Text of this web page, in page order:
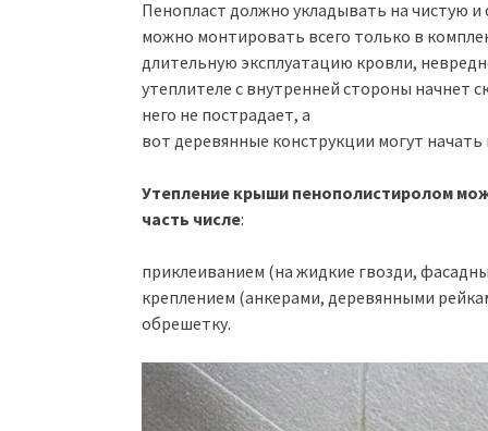
Пенопласт должно укладывать на чистую
можно монтировать всего только в
длительную эксплуатацию кровли,
утеплителе с внутренней стороны начнет
него не пострадает, а
вот деревянные конструкции могут
Утепление крыши пенополистиролом
часть числе:
приклеиванием (на жидкие гвозди,
креплением (анкерами, деревянными
обрешетку.